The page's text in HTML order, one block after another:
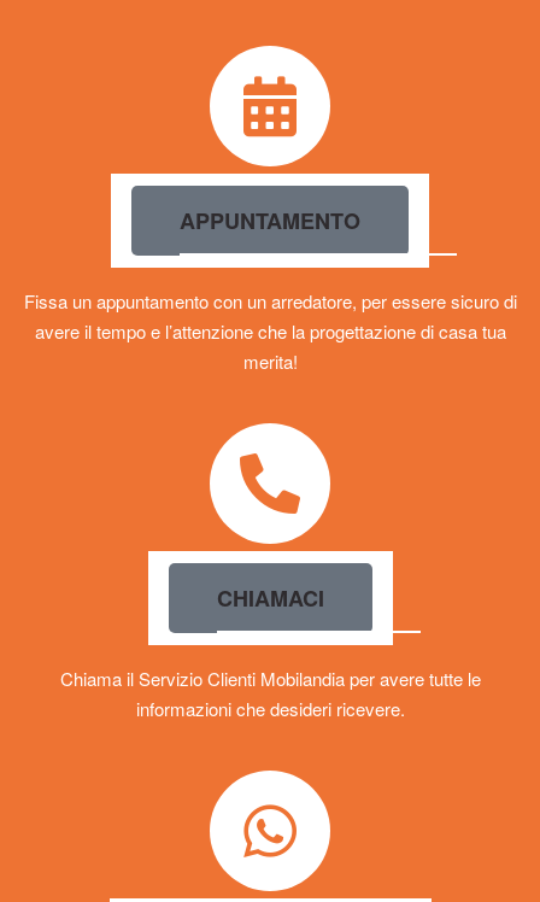
APPUNTAMENTO
Fissa un appuntamento con un arredatore, per essere sicuro di
avere il tempo e l’attenzione che la progettazione di casa tua
merita!
CHIAMACI
Chiama il Servizio Clienti Mobilandia per avere tutte le
informazioni che desideri ricevere.